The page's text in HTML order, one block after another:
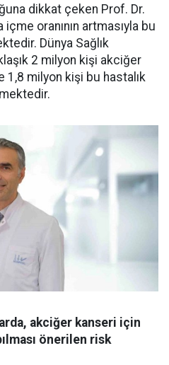
dikkat çeken Prof. Dr.
içme oranının artmasıyla bu
Dünya Sağlık
2 milyon kişi akciğer
milyon kişi bu hastalık
akciğer kanseri için
önerilen risk